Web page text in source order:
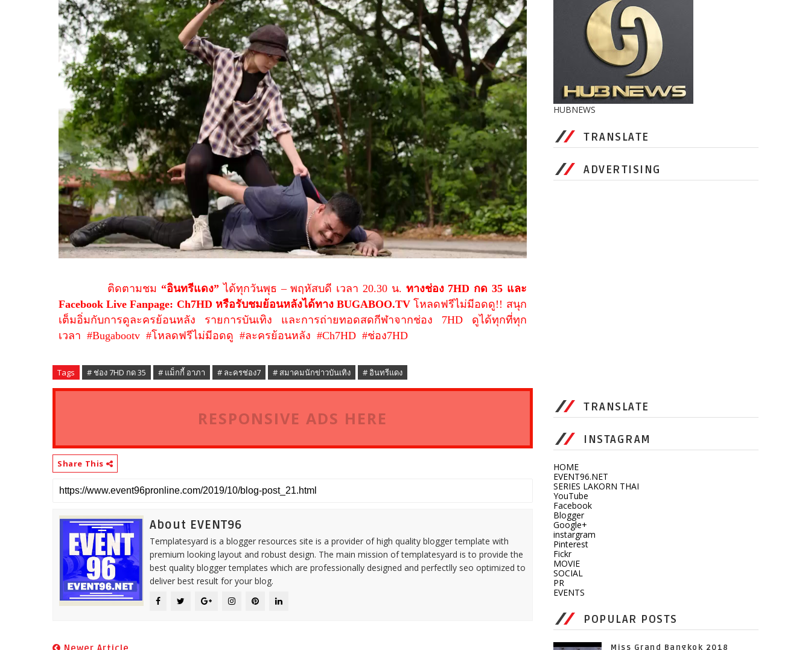
ติดตามชม “อินทรีแดง” ได้ทุกวันพุธ – พฤหัสบดี เวลา 20.30 น. ทางช่อง 7HD กด 35และ
Facebook Live Fanpage: Ch7HD หรือรับชมย้อนหลังได้ทางBUGABOO.TV โหลดฟรีไม่มีอดดู!! สนุก
เต็มอิ่มกับการดูละครย้อนหลัง รายการบันเทิง และการถ่ายทอดสดกีฬาจากช่อง 7HDดูได้ทุกที่ทุก
เวลา #Bugabootv #โหลดฟรีไม่มีอดดู #ละครย้อนหลัง #Ch7HD #ช่อง7HD
Tags # ช่อง 7HD กด 35 # แม็กกี้ อาภา # ละครช่อง7 # สมาคมนักข่าวบันเทิง # อินทรีแดง
RESPONSIVE ADS HERE
Share This
About EVENT96
Templatesyard is a blogger resources site is a provider of high quality blogger template with
premium looking layout and robust design. The main mission of templatesyard is to provide the
best quality blogger templates which are professionally designed and perfectlly seo optimized to
deliver best result for your blog.
HUBNEWS
TRANSLATE
ADVERTISING
TRANSLATE
INSTAGRAM
HOME
EVENT96.NET
SERIES LAKORN THAI
YouTube
Facebook
Blogger
Google+
instargram
Pinterest
Fickr
MOVIE
SOCIAL
PR
EVENTS
POPULAR POSTS
Miss Grand Bangkok 2018